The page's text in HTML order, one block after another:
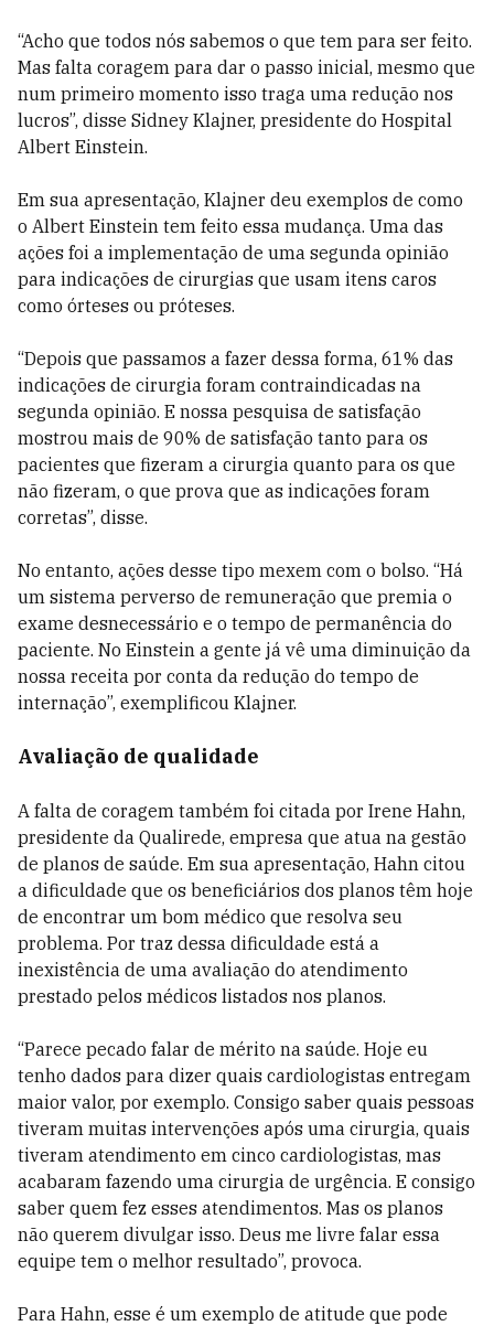
“Acho que todos nós sabemos o que tem para ser feito.
Mas falta coragem para dar o passo inicial, mesmo que
num primeiro momento isso traga uma redução nos
lucros”, disse Sidney Klajner, presidente do Hospital
Albert Einstein.
Em sua apresentação, Klajner deu exemplos de como
o Albert Einstein tem feito essa mudança. Uma das
ações foi a implementação de uma segunda opinião
para indicações de cirurgias que usam itens caros
como órteses ou próteses.
“Depois que passamos a fazer dessa forma, 61% das
indicações de cirurgia foram contraindicadas na
segunda opinião. E nossa pesquisa de satisfação
mostrou mais de 90% de satisfação tanto para os
pacientes que fizeram a cirurgia quanto para os que
não fizeram, o que prova que as indicações foram
corretas”, disse.
No entanto, ações desse tipo mexem com o bolso. “Há
um sistema perverso de remuneração que premia o
exame desnecessário e o tempo de permanência do
paciente. No Einstein a gente já vê uma diminuição da
nossa receita por conta da redução do tempo de
internação”, exemplificou Klajner.
Avaliação de qualidade
A falta de coragem também foi citada por Irene Hahn,
presidente da Qualirede, empresa que atua na gestão
de planos de saúde. Em sua apresentação, Hahn citou
a dificuldade que os beneficiários dos planos têm hoje
de encontrar um bom médico que resolva seu
problema. Por traz dessa dificuldade está a
inexistência de uma avaliação do atendimento
prestado pelos médicos listados nos planos.
“Parece pecado falar de mérito na saúde. Hoje eu
tenho dados para dizer quais cardiologistas entregam
maior valor, por exemplo. Consigo saber quais pessoas
tiveram muitas intervenções após uma cirurgia, quais
tiveram atendimento em cinco cardiologistas, mas
acabaram fazendo uma cirurgia de urgência. E consigo
saber quem fez esses atendimentos. Mas os planos
não querem divulgar isso. Deus me livre falar essa
equipe tem o melhor resultado”, provoca.
Para Hahn, esse é um exemplo de atitude que pode